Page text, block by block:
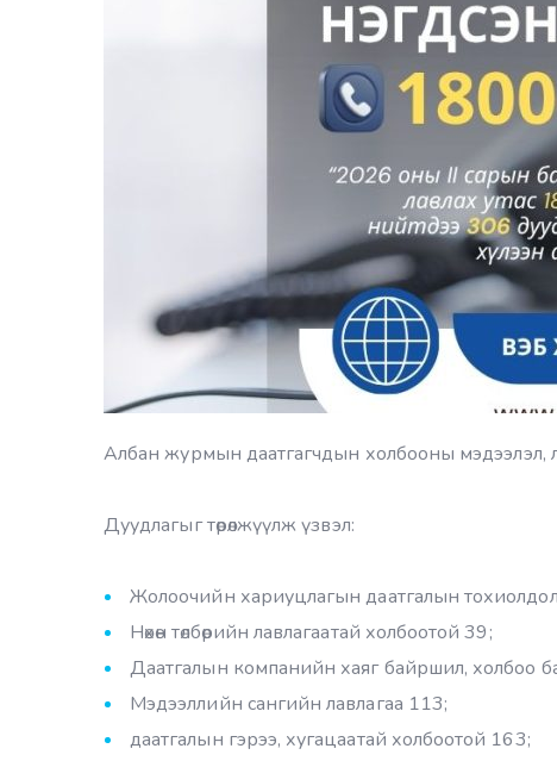
Албан журмын даатгагчдын холбооны мэдээлэл,
Дуудлагыг төрөлжүүлж үзвэл:
Жолоочийн хариуцлагын даатгалын
Нөхөн төлбөрийн лавлагаатай холбоотой 39;
Даатгалын компанийн хаяг байршил, холбоо
Мэдээллийн сангийн лавлагаа 113;
даатгалын гэрээ, хугацаатай холбоотой 163;